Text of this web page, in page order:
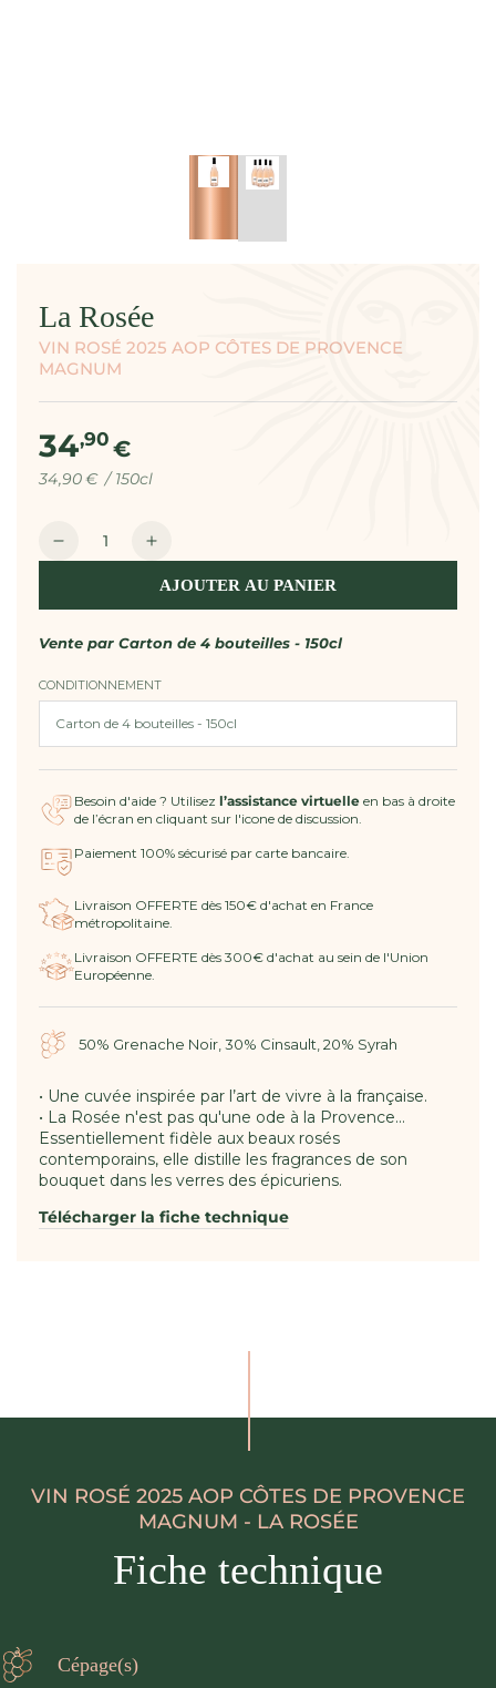
La Rosée
VIN ROSÉ 2025 AOP CÔTES DE PROVENCE
MAGNUM
Prix
34,90 €
Prix
34,90€ / par
150cl
Quantité
Réduire
Vin
2025
MAGNUM
-
La
Rosée
Augmenter
quantité
Vin
2025
MAGNUM
-
La
AJOUTER AU PANIER
Vente par Carton de 4 bouteilles - 150cl
CONDITIONNEMENT
Besoin d'aide ? Utilisez l’assistance virtuelle en bas à droite
de l’écran en cliquant sur l'icone de discussion.
Paiement 100% sécurisé par carte bancaire.
Livraison OFFERTE dès 150€ d'achat en France
métropolitaine.
Livraison OFFERTE dès 300€ d'achat au sein de l'Union
Européenne.
50% Grenache Noir, 30% Cinsault, 20% Syrah
• Une cuvée inspirée par l’art de vivre à la française.
• La Rosée n'est pas qu'une ode à la Provence...
Essentiellement fidèle aux beaux rosés
contemporains, elle distille les fragrances de son
bouquet dans les verres des épicuriens.
Télécharger la fiche technique
VIN ROSÉ 2025 AOP CÔTES DE PROVENCE
MAGNUM - LA ROSÉE
Fiche technique
Cépage(s)